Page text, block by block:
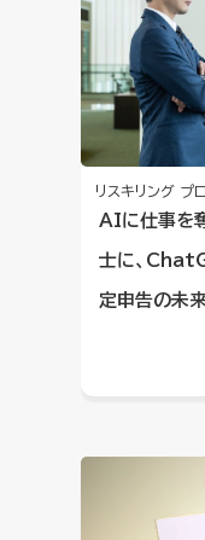
リスキリング プ
AIに仕事を
士に、
定申告の未